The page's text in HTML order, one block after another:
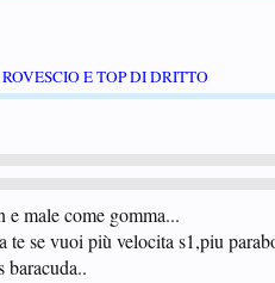
E TOP DI DRITTO
e male come gomma...
se vuoi più velocita s1,piu
baracuda..